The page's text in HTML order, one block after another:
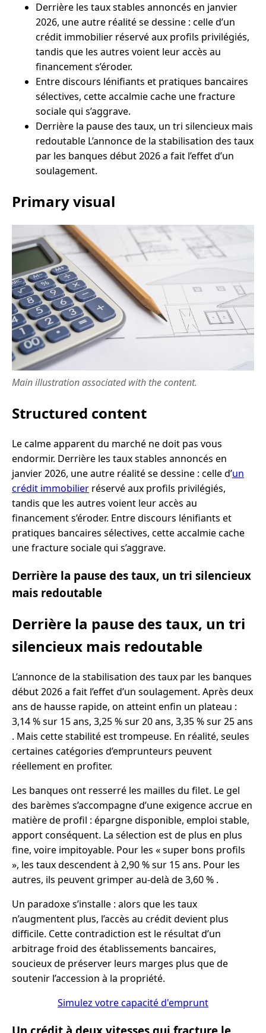
Derrière les taux stables annoncés en janvier
2026, une autre réalité se dessine : celle d’un
crédit immobilier réservé aux profils privilégiés,
tandis que les autres voient leur accès au
financement s’éroder.
Entre discours lénifiants et pratiques bancaires
sélectives, cette accalmie cache une fracture
sociale qui s’aggrave.
Derrière la pause des taux, un tri silencieux mais
redoutable L’annonce de la stabilisation des taux
par les banques début 2026 a fait l’effet d’un
soulagement.
Primary visual
Main illustration associated with the content.
Structured content
Le calme apparent du marché ne doit pas vous
endormir. Derrière les taux stables annoncés en
janvier 2026, une autre réalité se dessine : celle d’un
crédit immobilier réservé aux profils privilégiés,
tandis que les autres voient leur accès au
financement s’éroder. Entre discours lénifiants et
pratiques bancaires sélectives, cette accalmie cache
une fracture sociale qui s’aggrave.
Derrière la pause des taux, un tri silencieux
mais redoutable
Derrière la pause des taux, un tri
silencieux mais redoutable
L’annonce de la stabilisation des taux par les banques
début 2026 a fait l’effet d’un soulagement. Après deux
ans de hausse rapide, on atteint enfin un plateau :
3,14 % sur 15 ans, 3,25 % sur 20 ans, 3,35 % sur 25 ans
. Mais cette stabilité est trompeuse. En réalité, seules
certaines catégories d’emprunteurs peuvent
réellement en profiter.
Les banques ont resserré les mailles du filet. Le gel
des barèmes s’accompagne d’une exigence accrue en
matière de profil : épargne disponible, emploi stable,
apport conséquent. La sélection est de plus en plus
fine, voire impitoyable. Pour les « super bons profils
», les taux descendent à 2,90 % sur 15 ans. Pour les
autres, ils peuvent grimper au-delà de 3,60 % .
Un paradoxe s’installe : alors que les taux
n’augmentent plus, l’accès au crédit devient plus
difficile. Cette contradiction est le résultat d’un
arbitrage froid des établissements bancaires,
soucieux de préserver leurs marges plus que de
soutenir l’accession à la propriété.
Simulez votre capacité d'emprunt